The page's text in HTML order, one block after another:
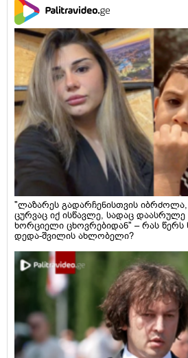
"ლაზარეს გადარჩენისთვის
ცურვაც იქ ისწავლე, სადაც
ხორციელი ცხოვრებიდან" – რას
დედა-შვილის ახლობელი?